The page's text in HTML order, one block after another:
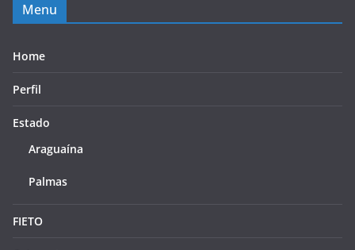
Menu
Home
Perfil
Estado
Araguaína
Palmas
FIETO